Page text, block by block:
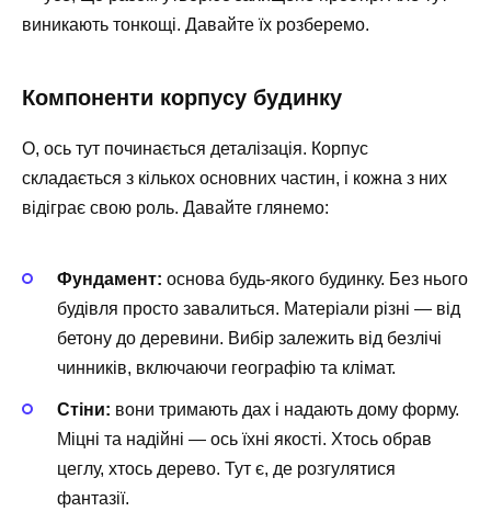
виникають тонкощі. Давайте їх розберемо.
Компоненти корпусу будинку
О, ось тут починається деталізація. Корпус
складається з кількох основних частин, і кожна з них
відіграє свою роль. Давайте глянемо:
Фундамент: основа будь-якого будинку. Без нього
будівля просто завалиться. Матеріали різні — від
бетону до деревини. Вибір залежить від безлічі
чинників, включаючи географію та клімат.
Стіни: вони тримають дах і надають дому форму.
Міцні та надійні — ось їхні якості. Хтось обрав
цеглу, хтось дерево. Тут є, де розгулятися
фантазії.